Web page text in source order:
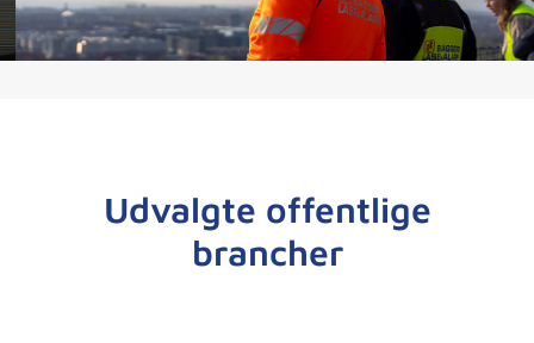
Udvalgte offentlige
brancher​